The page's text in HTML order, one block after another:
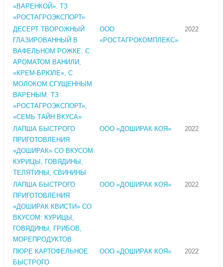
«ВАРЕНКОЙ». ТЗ
«РОСТАГРОЭКСПОРТ»
ДЕСЕРТ ТВОРОЖНЫЙ
ГЛАЗИРОВАННЫЙ В
ВАФЕЛЬНОМ РОЖКЕ: С
АРОМАТОМ ВАНИЛИ,
«КРЕМ-БРЮЛЕ», С
МОЛОКОМ СГУЩЕННЫМ
ВАРЕНЫМ. ТЗ
«РОСТАГРОЭКСПОРТ»,
«СЕМЬ ТАЙН ВКУСА»
ООО
«РОСТАГРОКОМПЛЕКС»
2022
ЛАПША БЫСТРОГО
ПРИГОТОВЛЕНИЯ
«ДОШИРАК» СО ВКУСОМ:
КУРИЦЫ, ГОВЯДИНЫ,
ТЕЛЯТИНЫ, СВИНИНЫ
ООО «ДОШИРАК КОЯ» 2022
ЛАПША БЫСТРОГО
ПРИГОТОВЛЕНИЯ
«ДОШИРАК КВИСТИ» СО
ВКУСОМ: КУРИЦЫ,
ГОВЯДИНЫ, ГРИБОВ,
МОРЕПРОДУКТОВ
ООО «ДОШИРАК КОЯ» 2022
ПЮРЕ КАРТОФЕЛЬНОЕ
БЫСТРОГО
ООО «ДОШИРАК КОЯ» 2022